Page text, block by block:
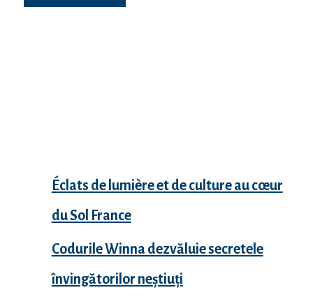
Éclats de lumière et de culture au cœur
du Sol France
Codurile Winna dezvăluie secretele
învingătorilor neștiuți